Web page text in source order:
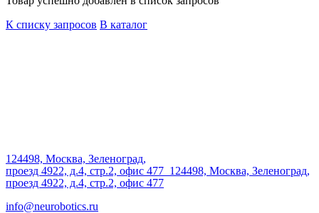
К списку запросов В каталог
124498, Москва, Зеленоград,
проезд 4922, д.4, стр.2, офис 477 124498, Москва, Зеленоград,
проезд 4922, д.4, стр.2, офис 477
info@neurobotics.ru